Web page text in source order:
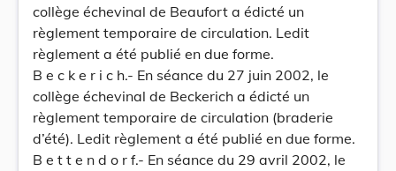
collège échevinal de Beaufort a édicté un
règlement temporaire de circulation. Ledit
règlement a été publié en due forme.
B e c k e r i c h.- En séance du 27 juin 2002, le
collège échevinal de Beckerich a édicté un
règlement temporaire de circulation (braderie
d’été). Ledit règlement a été publié en due forme.
B e t t e n d o r f.- En séance du 29 avril 2002, le